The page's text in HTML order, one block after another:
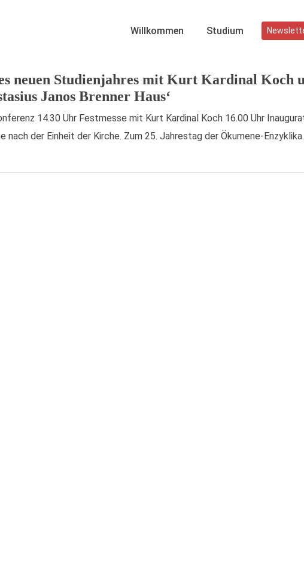
Willkommen Studium
neuen Studienjahres mit Kurt Kardinal Koch
Janos Brenner Haus‘
14.30 Uhr Festmesse mit Kurt Kardinal Koch 16.00 Uhr
nach der Einheit der Kirche. Zum 25. Jahrestag der Ökumene-